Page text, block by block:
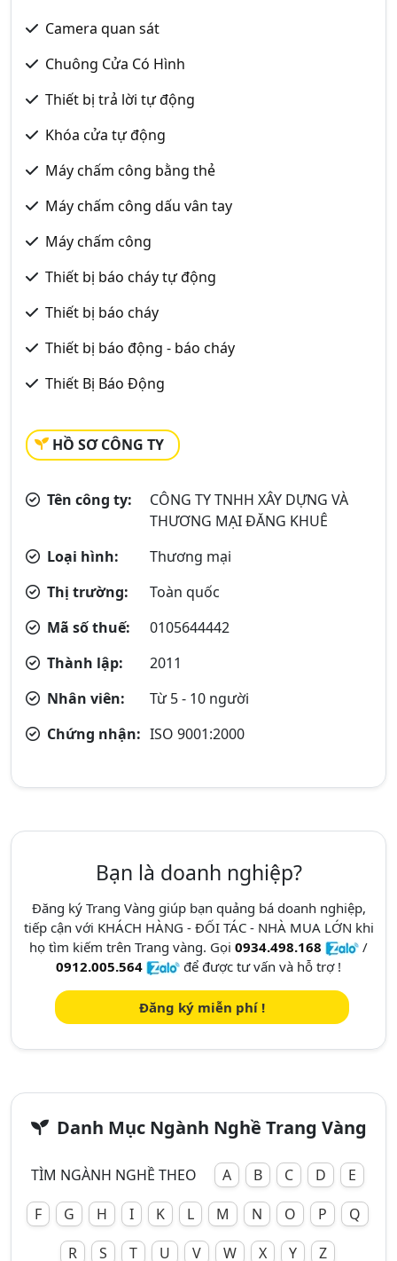
Camera quan sát
Chuông Cửa Có Hình
Thiết bị trả lời tự động
Khóa cửa tự động
Máy chấm công bằng thẻ
Máy chấm công dấu vân tay
Máy chấm công
Thiết bị báo cháy tự động
Thiết bị báo cháy
Thiết bị báo động - báo cháy
Thiết Bị Báo Động
HỒ SƠ CÔNG TY
Tên công ty:
CÔNG TY TNHH XÂY DỰNG VÀ
THƯƠNG MẠI ĐĂNG KHUÊ
Loại hình:
Thương mại
Thị trường:
Toàn quốc
Mã số thuế:
0105644442
Thành lập:
2011
Nhân viên:
Từ 5 - 10 người
Chứng nhận: ISO 9001:2000
Bạn là doanh nghiệp?
Đăng ký Trang Vàng giúp bạn quảng bá doanh nghiệp,
tiếp cận với KHÁCH HÀNG - ĐỐI TÁC - NHÀ MUA LỚN khi
họ tìm kiếm trên Trang vàng. Gọi 0934.498.168
/
0912.005.564
để được tư vấn và hỗ trợ !
Đăng ký miễn phí !
Danh Mục Ngành Nghề Trang Vàng
TÌM NGÀNH NGHỀ THEO A B C D
E
F
G H I K L M N O P
Q
R
S T U V W X Y Z